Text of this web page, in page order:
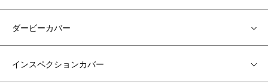
ダービーカバー
インスペクションカバー